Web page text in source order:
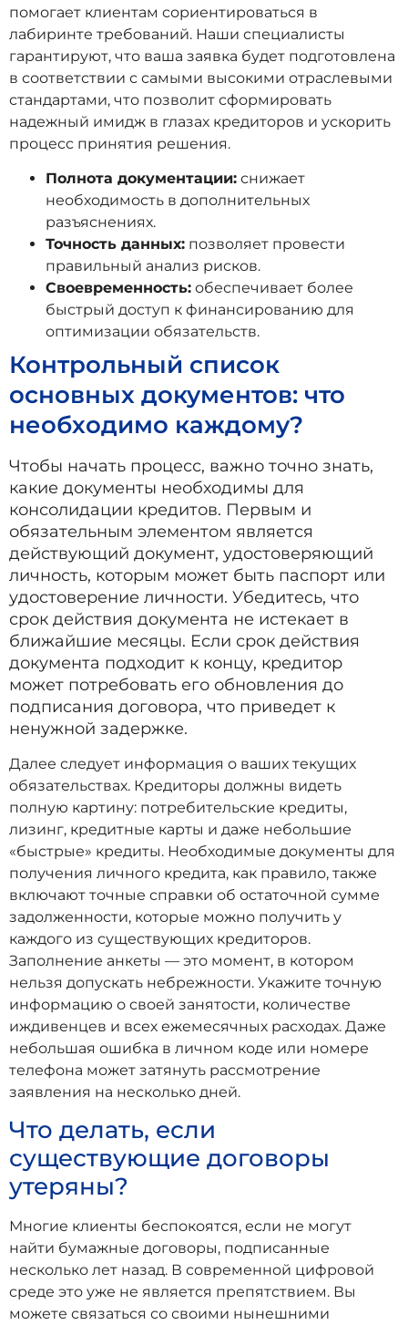
помогает клиентам сориентироваться в
лабиринте требований. Наши специалисты
гарантируют, что ваша заявка будет подготовлена
в соответствии с самыми высокими отраслевыми
стандартами, что позволит сформировать
надежный имидж в глазах кредиторов и ускорить
процесс принятия решения.
Полнота документации: снижает
необходимость в дополнительных
разъяснениях.
Точность данных: позволяет провести
правильный анализ рисков.
Своевременность: обеспечивает более
быстрый доступ к финансированию для
оптимизации обязательств.
Контрольный список
основных документов: что
необходимо каждому?
Чтобы начать процесс, важно точно знать,
какие документы необходимы для
консолидации кредитов. Первым и
обязательным элементом является
действующий документ, удостоверяющий
личность, которым может быть паспорт или
удостоверение личности. Убедитесь, что
срок действия документа не истекает в
ближайшие месяцы. Если срок действия
документа подходит к концу, кредитор
может потребовать его обновления до
подписания договора, что приведет к
ненужной задержке.
Далее следует информация о ваших текущих
обязательствах. Кредиторы должны видеть
полную картину: потребительские кредиты,
лизинг, кредитные карты и даже небольшие
«быстрые» кредиты. Необходимые документы для
получения личного кредита, как правило, также
включают точные справки об остаточной сумме
задолженности, которые можно получить у
каждого из существующих кредиторов.
Заполнение анкеты — это момент, в котором
нельзя допускать небрежности. Укажите точную
информацию о своей занятости, количестве
иждивенцев и всех ежемесячных расходах. Даже
небольшая ошибка в личном коде или номере
телефона может затянуть рассмотрение
заявления на несколько дней.
Что делать, если
существующие договоры
утеряны?
Многие клиенты беспокоятся, если не могут
найти бумажные договоры, подписанные
несколько лет назад. В современной цифровой
среде это уже не является препятствием. Вы
можете связаться со своими нынешними